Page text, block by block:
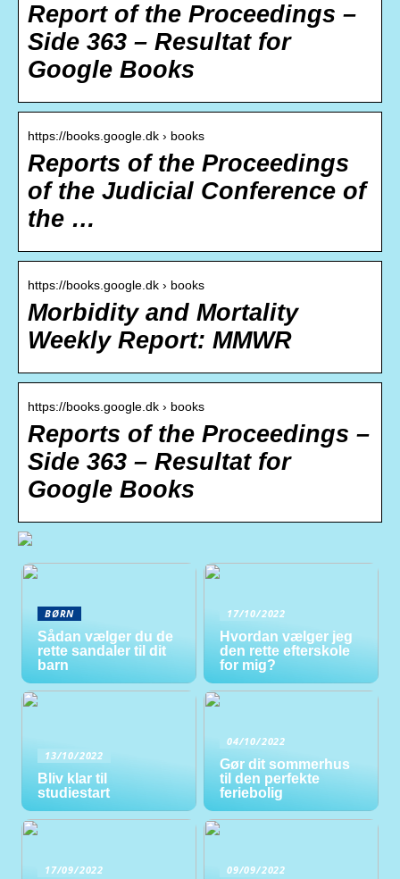
Report of the Proceedings –
Side 363 – Resultat for
Google Books
https://books.google.dk › books
Reports of the Proceedings
of the Judicial Conference of
the …
https://books.google.dk › books
Morbidity and Mortality
Weekly Report: MMWR
https://books.google.dk › books
Reports of the Proceedings –
Side 363 – Resultat for
Google Books
BØRN
Sådan vælger du de
rette sandaler til dit
barn
17/10/2022
Hvordan vælger jeg
den rette efterskole
for mig?
13/10/2022
Bliv klar til
studiestart
04/10/2022
Gør dit sommerhus
til den perfekte
feriebolig
17/09/2022 09/09/2022